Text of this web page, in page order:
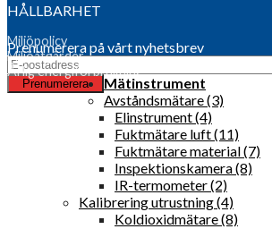
HÅLLBARHET
Miljöpolicy
Miljöåtgärder
Årlig energiförbrukning
Prenumerera på vårt nyhetsbrev
Mätinstrument
Avståndsmätare (3)
Elinstrument (4)
Fuktmätare luft (11)
Fuktmätare material (7)
Inspektionskamera (8)
IR-termometer (2)
Kalibrering utrustning (4)
Koldioxidmätare (8)